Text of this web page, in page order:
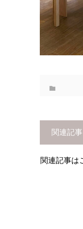
関連記事
関連記事は